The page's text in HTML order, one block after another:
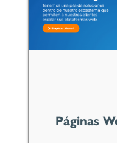
Páginas